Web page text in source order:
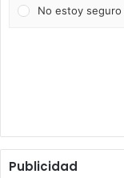
No estoy
Publicidad